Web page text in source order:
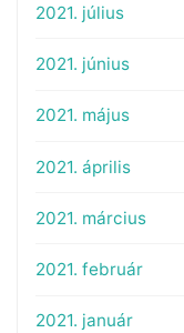
2021. július
2021. június
2021. május
2021. április
2021. március
2021. február
2021. január